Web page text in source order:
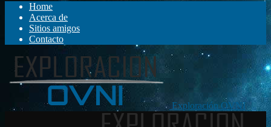
Home
Acerca de
Sitios amigos
Contacto
Exploración OVNI